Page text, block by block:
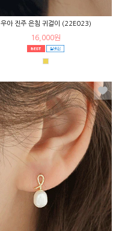
우아 진주 은침 귀걸이 (22E023)
16,000원